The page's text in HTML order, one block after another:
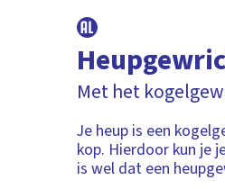
Met het
Je heup is een
kop. Hierdoor kun je
is wel dat een